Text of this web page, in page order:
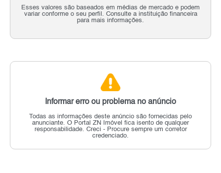
Esses valores são baseados em médias de mercado e podem
variar conforme o seu perfil. Consulte a instituição financeira
para mais informações.
Informar erro ou problema no anúncio
Todas as informações deste anúncio são fornecidas pelo
anunciante. O Portal ZN Imóvel fica isento de qualquer
responsabilidade. Creci - Procure sempre um corretor
credenciado.